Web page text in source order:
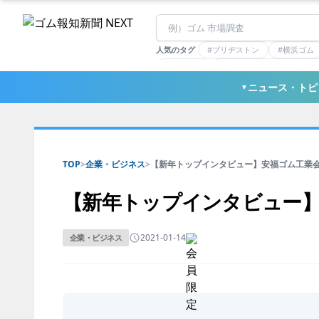
人気のタグ #ブリヂストン
#横浜ゴム
#東ソー
▼ ニュース・ト
TOP>企業・ビジネス> 【新年トップインタビュー】安福ゴム工業
【新年トップインタビュー
企業・ビジネス 2021-01-14